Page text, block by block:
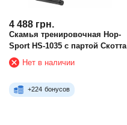
4 488 грн.
Скамья тренировочная Hop-
Sport HS-1035 с партой Скотта
Нет в наличии
+224 бонусов